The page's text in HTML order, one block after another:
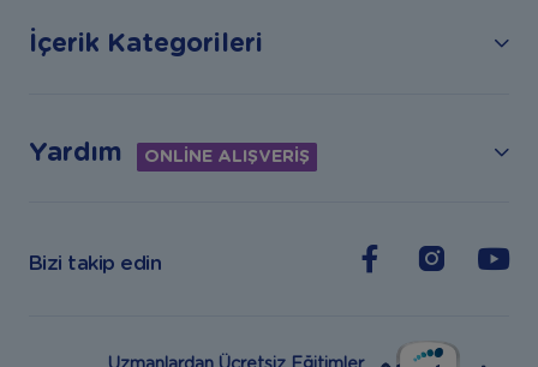
İçerik Kategorileri
Yardım ONLİNE ALIŞVERİŞ
Bizi takip edin